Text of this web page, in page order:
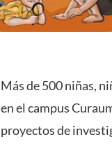
Más de 500 niñas,
en el campus
proyectos de